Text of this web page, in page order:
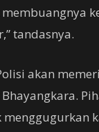
tandasnya.
akan